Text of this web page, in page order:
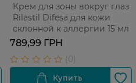
Крем для зоны вокруг глаз
Rilastil Difesa для кожи
склонной к аллергии 15 мл
789,99 ГРН